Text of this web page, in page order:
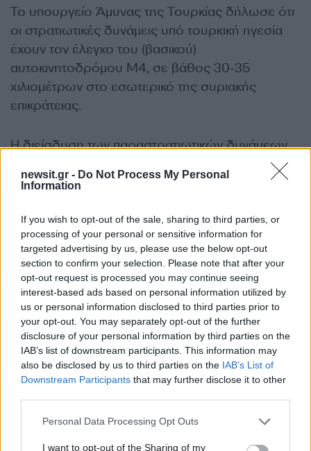
newsit.gr - Do Not Process My Personal
Information
If you wish to opt-out of the sale, sharing to third parties, or
processing of your personal or sensitive information for
targeted advertising by us, please use the below opt-out
section to confirm your selection. Please note that after your
opt-out request is processed you may continue seeing
interest-based ads based on personal information utilized by
us or personal information disclosed to third parties prior to
your opt-out. You may separately opt-out of the further
disclosure of your personal information by third parties on the
IAB’s list of downstream participants. This information may
also be disclosed by us to third parties on the IAB’s List of
Downstream Participants that may further disclose it to other
Please note that this website/app uses one or more Google
not limited to your visit or usage behaviour. You may click to
Personal Data Processing Opt Outs
I want to opt-out of the Sharing of my
Το υπουργείο Άμυνας της Τουρκίας δήλωσε ότι
οι στρατιωτικές δυνάμεις υπό τουρκική ηγεσία
έχουν τον έλεγχο του (βασικού)
αυτοκινητοδρόμου Μ4, σε βάθος 30-35
χιλιομέτρων στο εσωτερικό της συριακής
επικράτειας.
Η διείσδυση των παραστρατιωτικών δυνάμεων
που υποστηρίζονται από την Τουρκία γίνεται στο
πλαίσιο της επιθετικής πολεμικής επιχείρησης
του τουρκικού υπουργείου Άμυνας.
Το ίδιο υπουργείο προχώρησε σε ανάρτηση για
τον βασικό αυτοκινητόδρομο στο Twitter, ενώ
πρόκειται για την κεντρική οδική αρτηρία που
είναι παράλληλη κατά μήκος με τα τουρκικά
σύνορα στα βόρεια της Συρίας
ΔΙΑΦΗΜΙΣΗ